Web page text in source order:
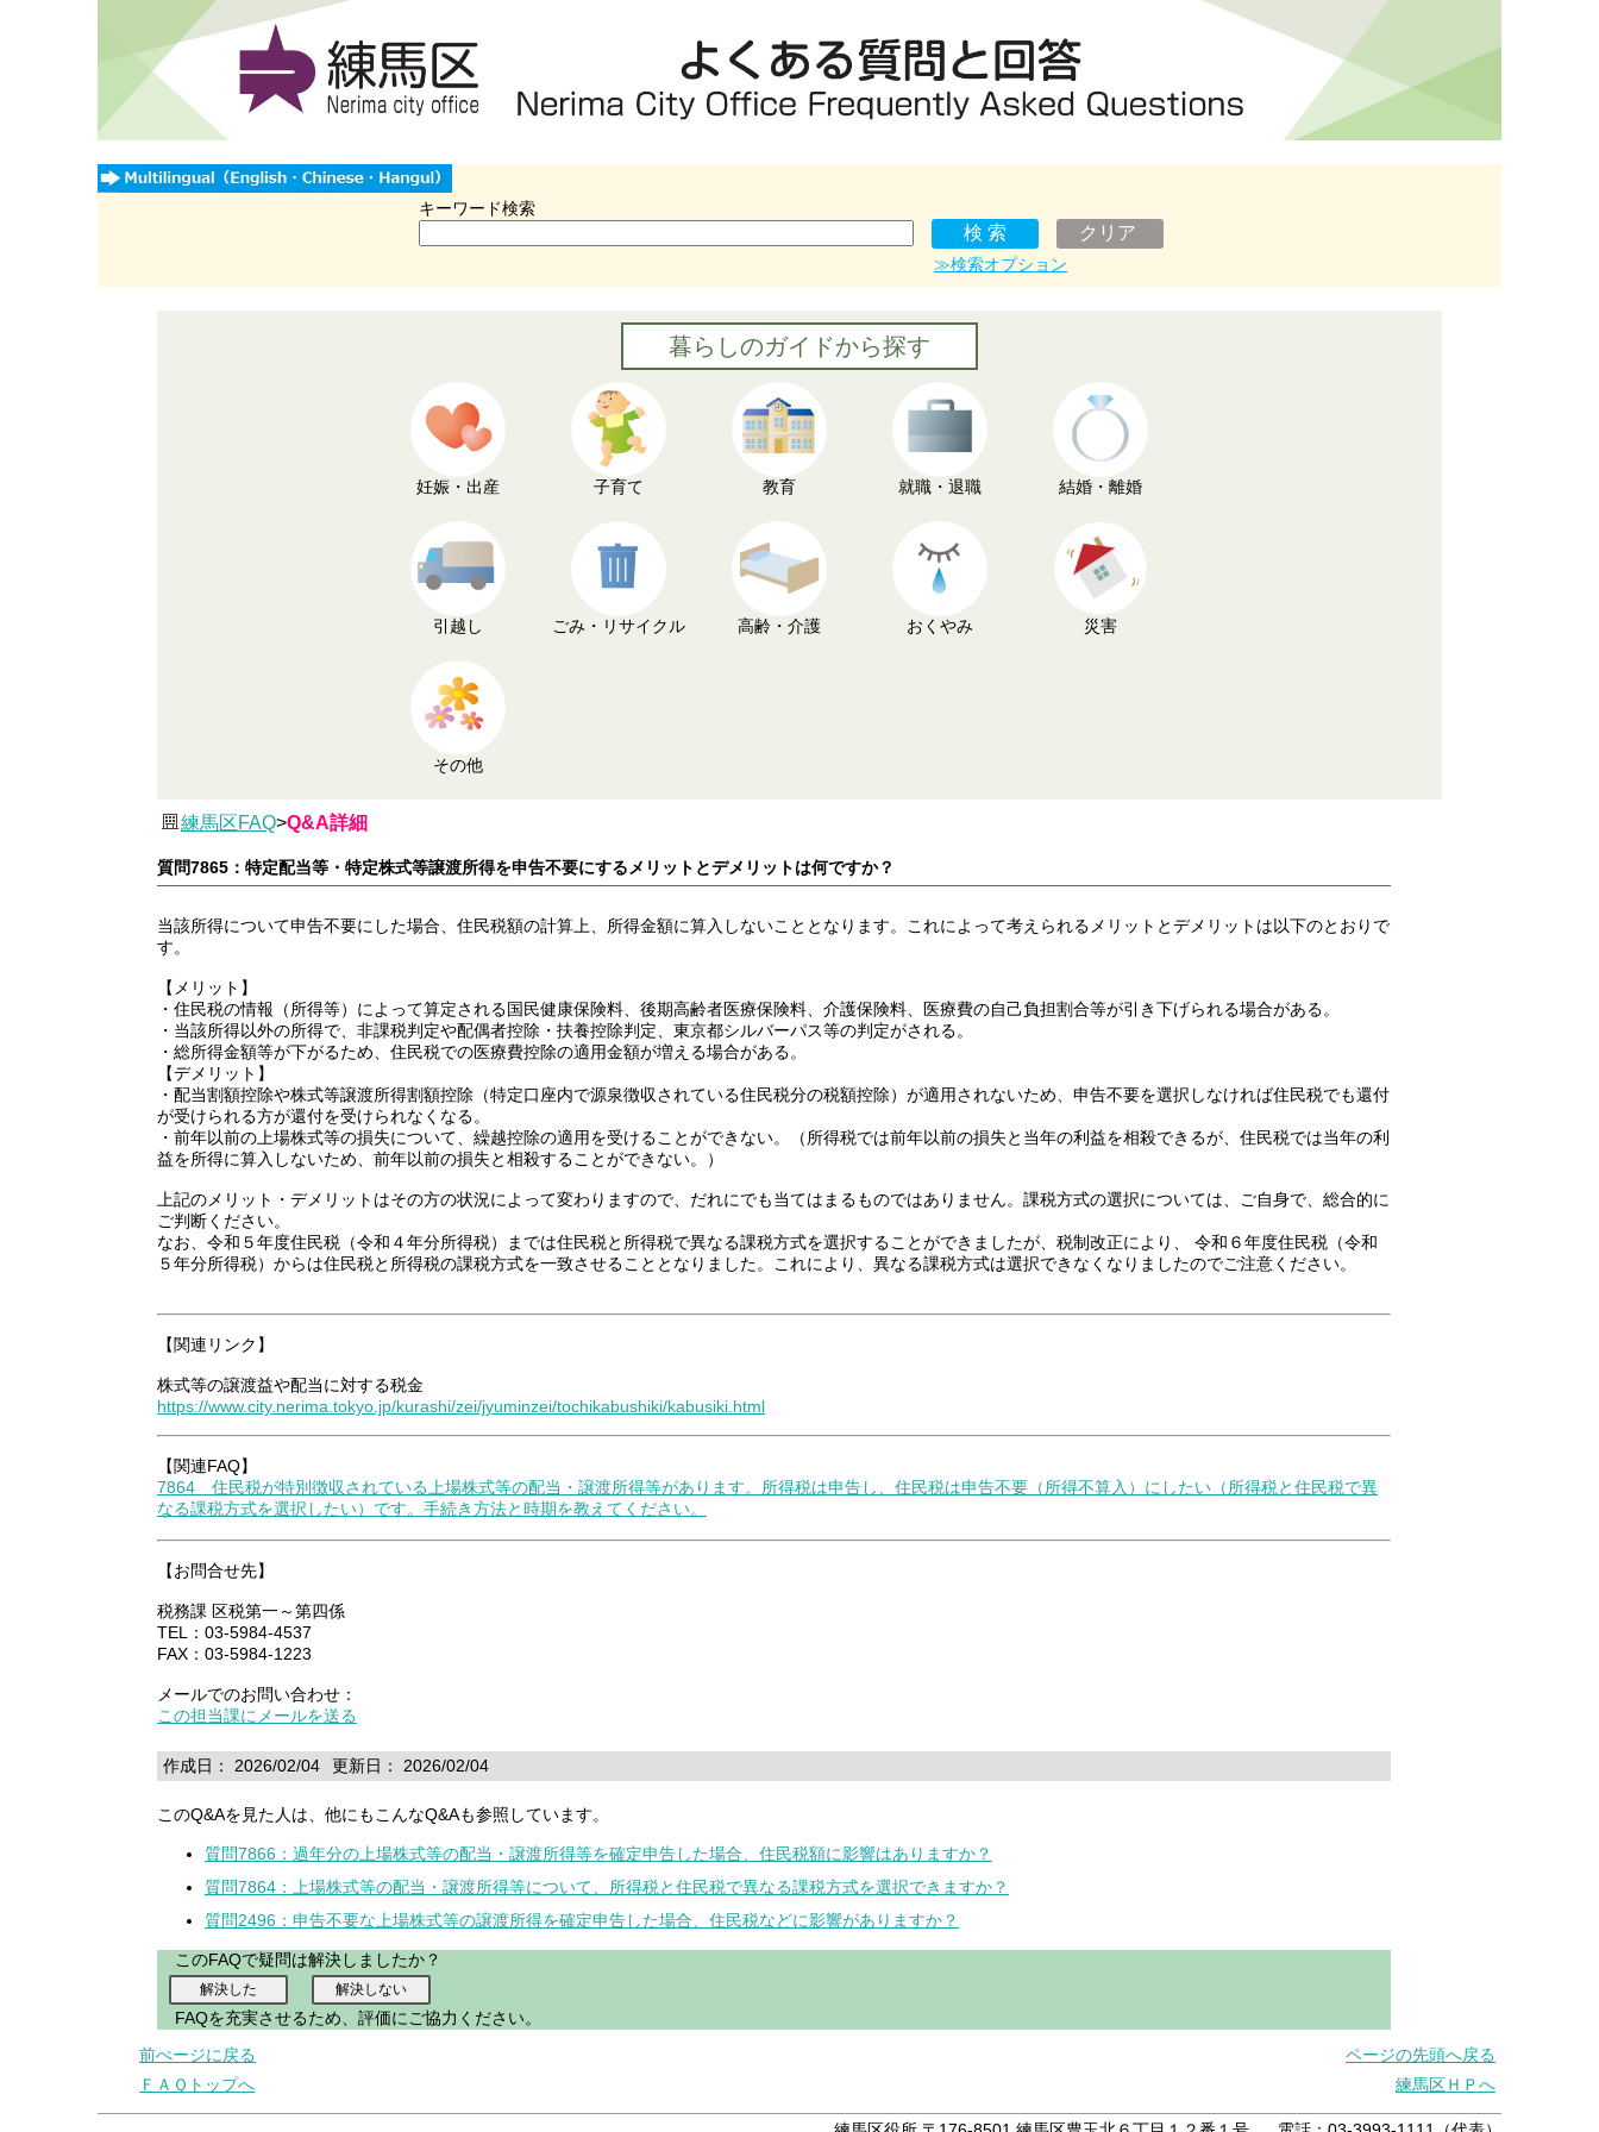
キーワード検索
≫検索オプション
暮らしのガイドから探す
妊娠・出産 子育て 教育 就職・退職 結婚・離婚
引越し ごみ・リサイクル 高齢・介護 おくやみ 災害
その他
練馬区FAQ>Q&A詳細
質問7865：特定配当等・特定株式等譲渡所得を申告不要にするメリットとデメリットは何ですか？
当該所得について申告不要にした場合、住民税額の計算上、所得金額に算入しないこととなります。これによって考えられるメリットとデメリットは以下のとおりで
す。
【メリット】
・住民税の情報（所得等）によって算定される国民健康保険料、後期高齢者医療保険料、介護保険料、医療費の自己負担割合等が引き下げられる場合がある。
・当該所得以外の所得で、非課税判定や配偶者控除・扶養控除判定、東京都シルバーパス等の判定がされる。
・総所得金額等が下がるため、住民税での医療費控除の適用金額が増える場合がある。
【デメリット】
・配当割額控除や株式等譲渡所得割額控除（特定口座内で源泉徴収されている住民税分の税額控除）が適用されないため、申告不要を選択しなければ住民税でも還付
が受けられる方が還付を受けられなくなる。
・前年以前の上場株式等の損失について、繰越控除の適用を受けることができない。（所得税では前年以前の損失と当年の利益を相殺できるが、住民税では当年の利
益を所得に算入しないため、前年以前の損失と相殺することができない。）
上記のメリット・デメリットはその方の状況によって変わりますので、だれにでも当てはまるものではありません。課税方式の選択については、ご自身で、総合的に
ご判断ください。
なお、令和５年度住民税（令和４年分所得税）までは住民税と所得税で異なる課税方式を選択することができましたが、税制改正により、 令和６年度住民税（令和
５年分所得税）からは住民税と所得税の課税方式を一致させることとなりました。これにより、異なる課税方式は選択できなくなりましたのでご注意ください。
【関連リンク】
株式等の譲渡益や配当に対する税金
https://www.city.nerima.tokyo.jp/kurashi/zei/jyuminzei/tochikabushiki/kabusiki.html
【関連FAQ】
7864 住民税が特別徴収されている上場株式等の配当・譲渡所得等があります。所得税は申告し、住民税は申告不要（所得不算入）にしたい（所得税と住民税で異
なる課税方式を選択したい）です。手続き方法と時期を教えてください。
【お問合せ先】
税務課 区税第一～第四係
TEL：03-5984-4537
FAX：03-5984-1223
メールでのお問い合わせ：
この担当課にメールを送る
作成日： 2026/02/04 更新日： 2026/02/04
このQ&Aを見た人は、他にもこんなQ&Aも参照しています。
質問7866：過年分の上場株式等の配当・譲渡所得等を確定申告した場合、住民税額に影響はありますか？
質問7864：上場株式等の配当・譲渡所得等について、所得税と住民税で異なる課税方式を選択できますか？
質問2496：申告不要な上場株式等の譲渡所得を確定申告した場合、住民税などに影響がありますか？
このFAQで疑問は解決しましたか？
FAQを充実させるため、評価にご協力ください。
前ぺージに戻る
ページの先頭へ戻る
ＦＡＱトップへ
練馬区ＨＰへ